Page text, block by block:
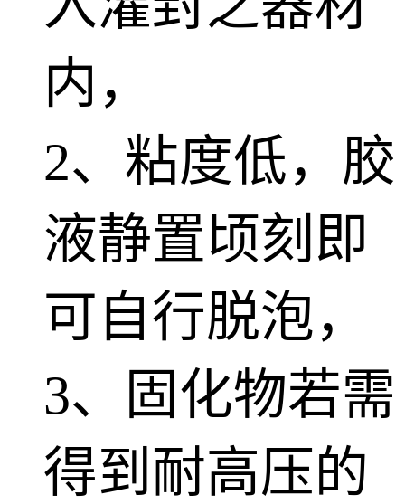
内，
2、粘度低，胶
液静置顷刻即
可自行脱泡，
3、固化物若需
得到耐高压的